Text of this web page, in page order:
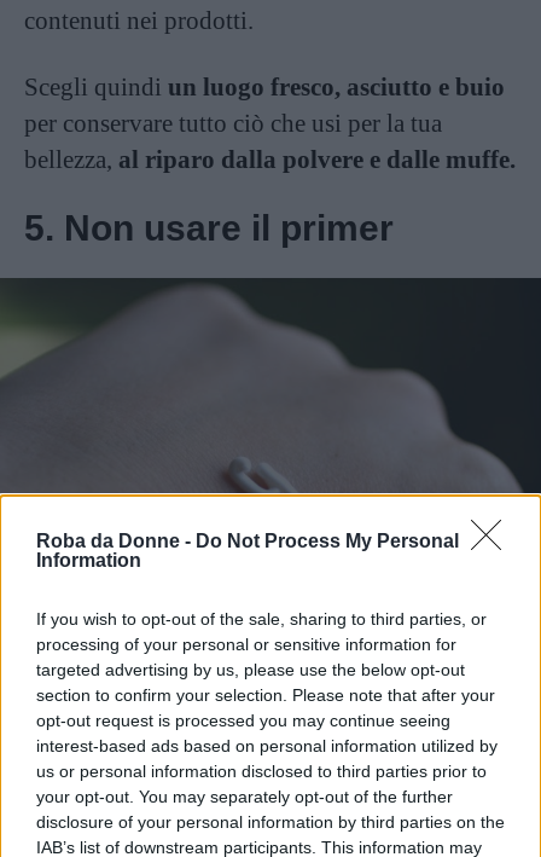
Roba da Donne - Do Not Process My Personal
Information
If you wish to opt-out of the sale, sharing to third parties, or
processing of your personal or sensitive information for
targeted advertising by us, please use the below opt-out
section to confirm your selection. Please note that after your
opt-out request is processed you may continue seeing
interest-based ads based on personal information utilized by
us or personal information disclosed to third parties prior to
your opt-out. You may separately opt-out of the further
disclosure of your personal information by third parties on the
IAB’s list of downstream participants. This information may
contenuti nei prodotti.
Scegli quindi un luogo fresco, asciutto e buio
per conservare tutto ciò che usi per la tua
bellezza, al riparo dalla polvere e dalle muffe.
5. Non usare il primer
(Foto: Weheartit)
Indossato sotto il trucco, il primer attira e fissa
il makeup, preservando la pelle dal contatto